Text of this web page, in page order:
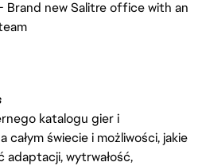
Brand new Salitre office with an
katalogu gier i
całym świecie i możliwości, jakie
adaptacji, wytrwałość,